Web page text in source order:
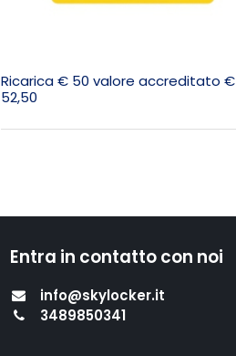
Ricarica € 50 valore accreditato €
52,50
Entra in contatto con noi
info@skylocker.it
3489850341